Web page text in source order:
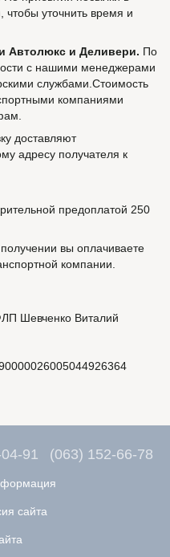
чтобы уточнить время и
Автолюкс и Деливери. По
с нашими менеджерами
службами.Стоимость
компаниями
доставляют
адресу получателя к
предоплатой 250
вы оплачиваете
компании.
Шевченко Виталий
91 (063) 152-66-78
сайта